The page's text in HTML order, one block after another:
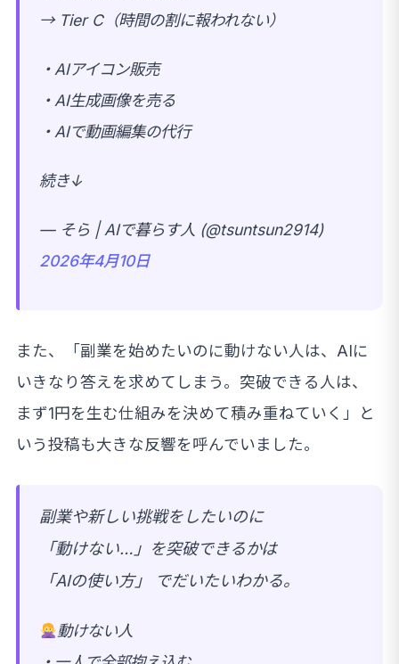
→ Tier C（時間の割に報われない）
・AIアイコン販売
・AI生成画像を売る
・AIで動画編集の代行
続き↓
— そら | AIで暮らす人 (@tsuntsun2914)
2026年4月10日
また、「副業を始めたいのに動けない人は、AIに
いきなり答えを求めてしまう。突破できる人は、
まず1円を生む仕組みを決めて積み重ねていく」と
いう投稿も大きな反響を呼んでいました。
副業や新しい挑戦をしたいのに
「動けない…」を突破できるかは
「AIの使い方」 でだいたいわかる。
動けない人